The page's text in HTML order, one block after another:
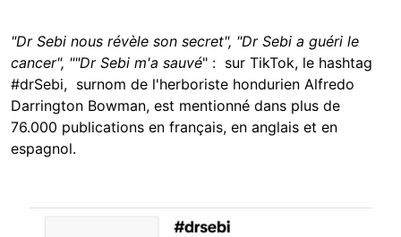
"Dr Sebi nous révèle son secret", "Dr Sebi a guéri le
cancer", ""Dr Sebi m'a sauvé" : sur TikTok, le hashtag
#drSebi, surnom de l'herboriste hondurien Alfredo
Darrington Bowman, est mentionné dans plus de
76.000 publications en français, en anglais et en
espagnol.
Image